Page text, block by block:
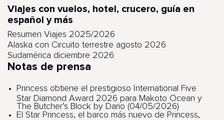
Viajes con vuelos, hotel, crucero, guía en
español y más
Resumen Viajes 2025/2026
Alaska con Circuito terrestre agosto 2026
Sudamérica diciembre 2026
Notas de prensa
Princess obtiene el prestigioso International Five
Star Diamond Award 2026 para Makoto Ocean y
The Butcher’s Block by Dario (04/05/2026)
El Star Princess, el barco más nuevo de Princess,